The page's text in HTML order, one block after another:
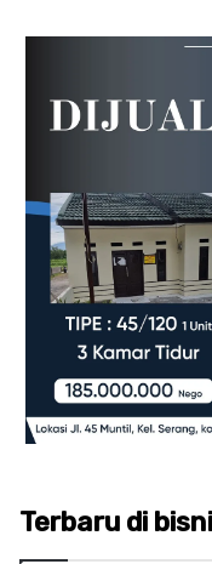
Terbaru di